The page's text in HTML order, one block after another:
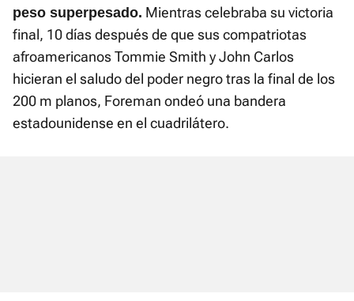
peso superpesado. Mientras celebraba su victoria
final, 10 días después de que sus compatriotas
afroamericanos Tommie Smith y John Carlos
hicieran el saludo del poder negro tras la final de los
200 m planos, Foreman ondeó una bandera
estadounidense en el cuadrilátero.